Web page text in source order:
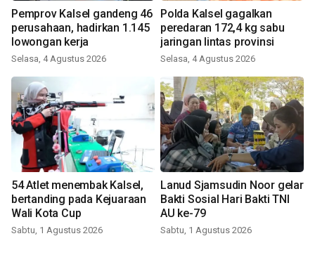
Pemprov Kalsel gandeng 46
perusahaan, hadirkan 1.145
lowongan kerja
Selasa, 4 Agustus 2026
Polda Kalsel gagalkan
peredaran 172,4 kg sabu
jaringan lintas provinsi
Selasa, 4 Agustus 2026
54 Atlet menembak Kalsel,
bertanding pada Kejuaraan
Wali Kota Cup
Sabtu, 1 Agustus 2026
Lanud Sjamsudin Noor gelar
Bakti Sosial Hari Bakti TNI
AU ke-79
Sabtu, 1 Agustus 2026